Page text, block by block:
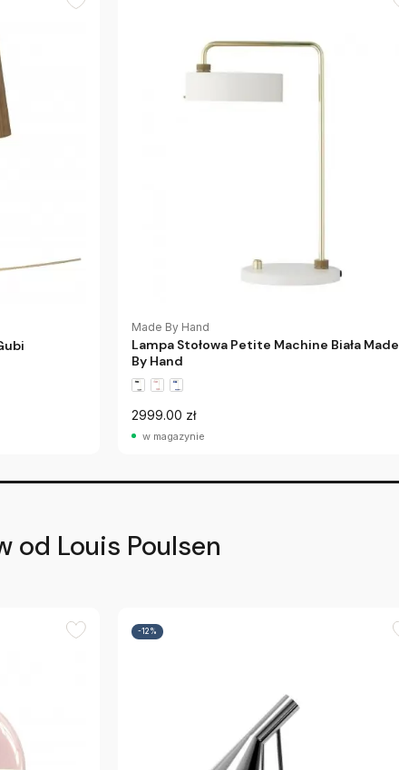
Made By Hand
Lampa Stołowa Petite Machine Biała Made
By Hand
2999.00 zł
w magazynie
od Louis Poulsen
-12%